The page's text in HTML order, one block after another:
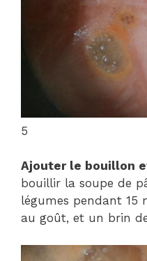
5
Ajouter le bouillon
bouillir la soupe de
légumes pendant 15
au goût, et un brin